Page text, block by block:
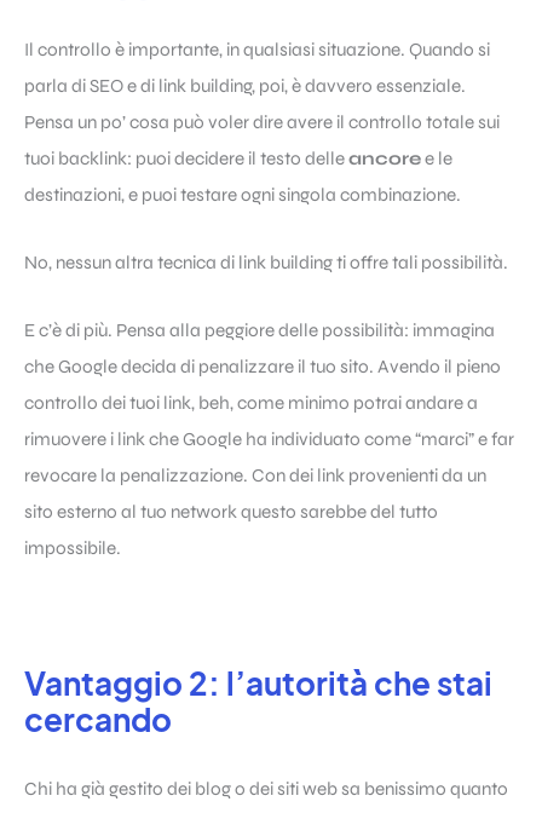
Il controllo è importante, in qualsiasi situazione. Quando si
parla di SEO e di link building, poi, è davvero essenziale.
Pensa un po’ cosa può voler dire avere il controllo totale sui
tuoi backlink: puoi decidere il testo delleancoree le
destinazioni, e puoi testare ogni singola combinazione.
No, nessun altra tecnica di link building ti offre tali possibilità.
E c’è di più. Pensa alla peggiore delle possibilità: immagina
che Google decida di penalizzare il tuo sito. Avendo il pieno
controllo dei tuoi link, beh, come minimo potrai andare a
rimuovere i link che Google ha individuato come “marci” e far
revocare la penalizzazione. Con dei link provenienti da un
sito esterno al tuo network questo sarebbe del tutto
impossibile.
Vantaggio 2: l’autorità che stai
cercando
Chi ha già gestito dei blog o dei siti web sa benissimo quanto